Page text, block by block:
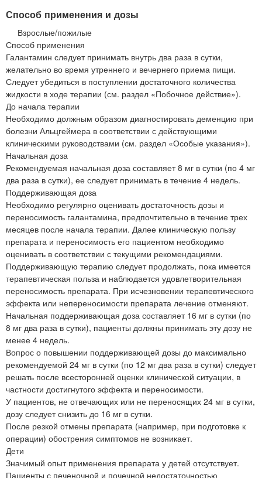
Способ применения и дозы
Взрослые/пожилые
Способ применения
Галантамин следует принимать внутрь два раза в сутки,
желательно во время утреннего и вечернего приема пищи.
Следует убедиться в поступлении достаточного количества
жидкости в ходе терапии (см. раздел «Побочное действие»).
До начала терапии
Необходимо должным образом диагностировать деменцию при
болезни Альцгеймера в соответствии с действующими
клиническими руководствами (см. раздел «Особые указания»).
Начальная доза
Рекомендуемая начальная доза составляет 8 мг в сутки (по 4 мг
два раза в сутки), ее следует принимать в течение 4 недель.
Поддерживающая доза
Необходимо регулярно оценивать достаточность дозы и
переносимость галантамина, предпочтительно в течение трех
месяцев после начала терапии. Далее клиническую пользу
препарата и переносимость его пациентом необходимо
оценивать в соответствии с текущими рекомендациями.
Поддерживающую терапию следует продолжать, пока имеется
терапевтическая польза и наблюдается удовлетворительная
переносимость препарата. При исчезновении терапевтического
эффекта или непереносимости препарата лечение отменяют.
Начальная поддерживающая доза составляет 16 мг в сутки (по
8 мг два раза в сутки), пациенты должны принимать эту дозу не
менее 4 недель.
Вопрос о повышении поддерживающей дозы до максимально
рекомендуемой 24 мг в сутки (по 12 мг два раза в сутки) следует
решать после всесторонней оценки клинической ситуации, в
частности достигнутого эффекта и переносимости.
У пациентов, не отвечающих или не переносящих 24 мг в сутки,
дозу следует снизить до 16 мг в сутки.
После резкой отмены препарата (например, при подготовке к
операции) обострения симптомов не возникает.
Дети
Значимый опыт применения препарата у детей отсутствует.
Пациенты с печеночной и почечной недостаточностью